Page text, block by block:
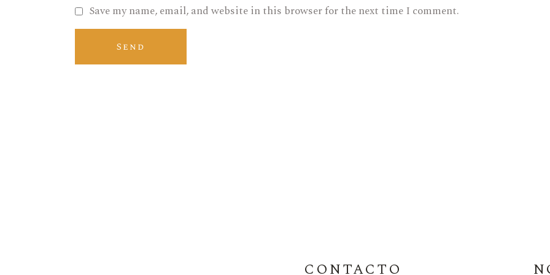
Save my name, email, and website in this browser for the next time I comment.
CONTACTO